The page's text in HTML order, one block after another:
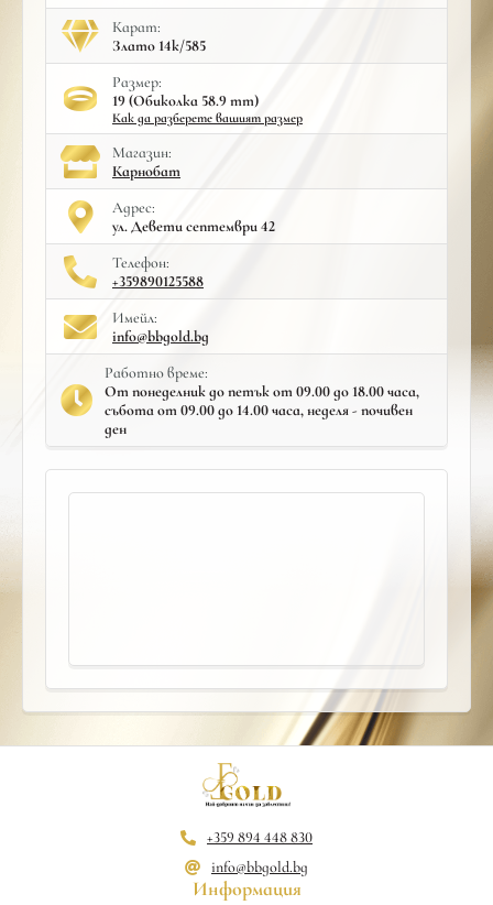
Карат:
Злато 14к/585
Размер:
19 (Обиколка 58.9 mm)
Как да разберете вашият размер
Mагазин:
Карнобат
Адрес:
ул. Девети септември 42
Телефон:
+359890125588
Имейл:
info@bbgold.bg
Работно време:
От понеделник до петък от 09.00 до 18.00 часа,
събота от 09.00 до 14.00 часа, неделя - почивен
ден
+359 894 448 830
info@bbgold.bg
Информация